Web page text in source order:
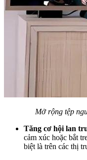
Mở rộng tệp
Tăng cơ hội lan
cảm xúc hoặc bắt
biệt là trên các thị